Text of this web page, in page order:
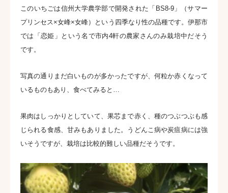
このいちごは信州大学農学部で開発された「BS8-9」（サマー
プリンセス×女峰×女峰）という四季なり性の品種です。伊那市
では「恋姫」という名で市内4軒の農家さんのみ栽培中だそう
です。
写真の通りまだ白いものが多かったですが、何粒か赤くなって
いるものもあり、食べてみると…
果肉はしっかりとしていて、果芯まで赤く、種のつぶつぶも感
じられる食感、甘みもありました。うどんこ病や炭疽病には強
いそうですが、栽培は比較的難しい品種だそうです。